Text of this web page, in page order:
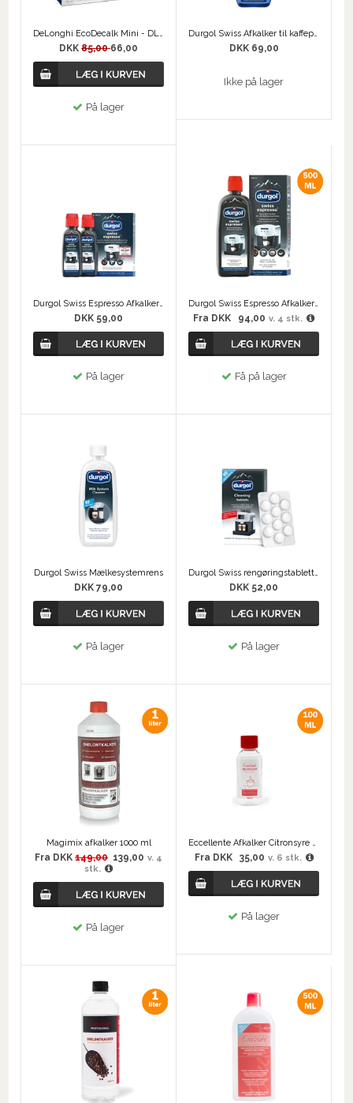
DeLonghi EcoDecalk Mini - DLSC200
DKK85,0066,00
På lager
Durgol Swiss Afkalker til kaffepudemaskiner
DKK 69,00
Ikke på lager
DKK 59,00
På lager
Fra DKK 94,00 v. 4 stk.
Få på lager
Durgol Swiss Mælkesystemrens
DKK 79,00
På lager
Durgol Swiss rengøringstabletter
DKK 52,00
På lager
Magimix afkalker 1000 ml
Fra DKK 149,00 139,00 v. 4
stk.
På lager
Eccellente Afkalker Citronsyre 100 ml
Fra DKK 35,00 v. 6 stk.
På lager